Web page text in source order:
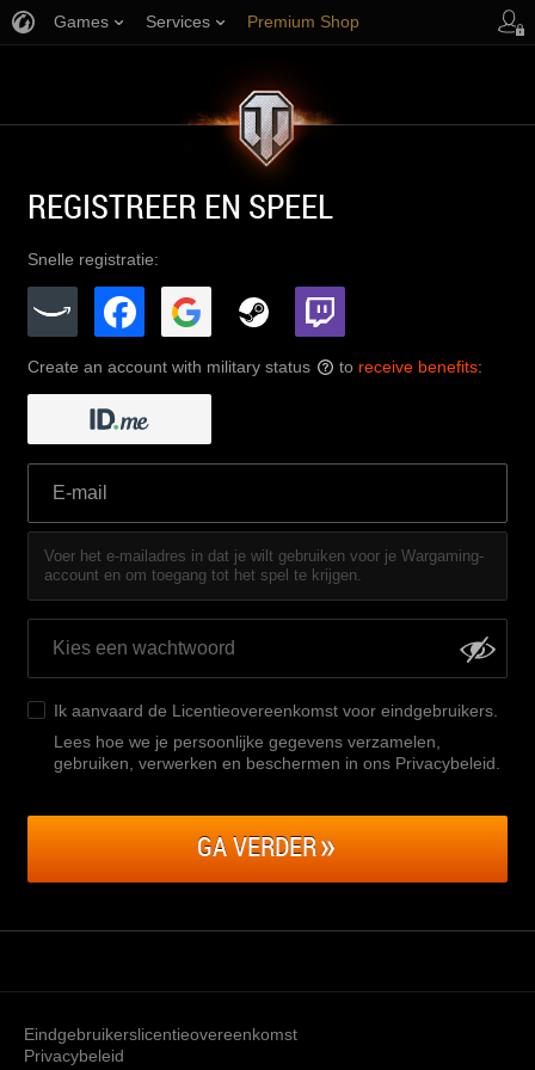
Games Services Premium Shop
REGISTREER EN SPEEL
Snelle registratie:
Create an account with military status ? to receive benefits:
Voer het e-mailadres in dat je wilt gebruiken voor je Wargaming-
account en om toegang tot het spel te krijgen.
Ik aanvaard de Licentieovereenkomst voor eindgebruikers
Lees hoe we je persoonlijke gegevens verzamelen,
gebruiken, verwerken en beschermen in ons Privacybeleid
GA VERDER
Eindgebruikerslicentieovereenkomst
Privacybeleid